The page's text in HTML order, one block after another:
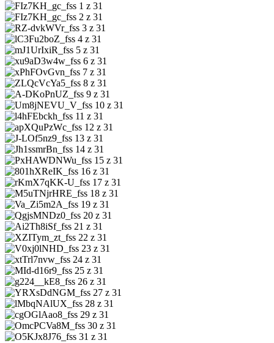
1 z 31
2 z 31
3 z 31
4 z 31
5 z 31
6 z 31
7 z 31
8 z 31
9 z 31
10 z 31
11 z 31
12 z 31
13 z 31
14 z 31
15 z 31
16 z 31
17 z 31
18 z 31
19 z 31
20 z 31
21 z 31
22 z 31
23 z 31
24 z 31
25 z 31
26 z 31
27 z 31
28 z 31
29 z 31
30 z 31
31 z 31